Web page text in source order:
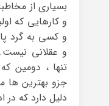
بسیاری از
و کارهایی که
و کسی به گرد
و عقلانی
تنها ، دومین
جزو بهترین
دلیل دارد که